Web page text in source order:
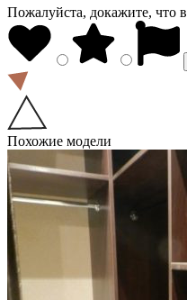
Пожалуйста, докажите, что
Похожие модели